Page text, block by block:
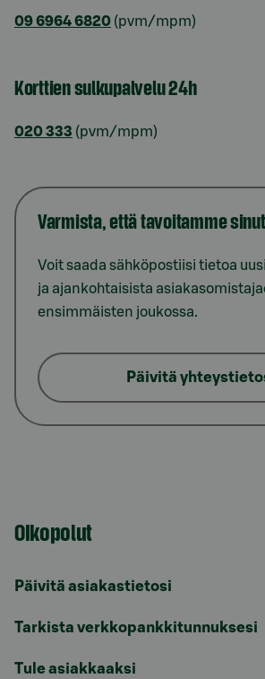
09 6964 6820 (pvm/mpm)
Korttien sulkupalvelu 24h
020 333 (pvm/mpm)
Varmista, että tavoitamme sinut
Voit saada sähköpostiisi tietoa
ja ajankohtaisista
ensimmäisten joukossa.
Päivitä
Oikopolut
Päivitä asiakastietosi
Tarkista verkkopankkitunnuksesi
Tule asiakkaaksi